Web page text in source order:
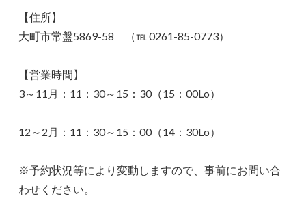
【住所】
大町市常盤5869-58 （℡ 0261-85-0773）
【営業時間】
3～11月：11：30～15：30（15：00Lo）
12～2月：11：30～15：00（14：30Lo）
※予約状況等により変動しますので、事前にお問い合
わせください。